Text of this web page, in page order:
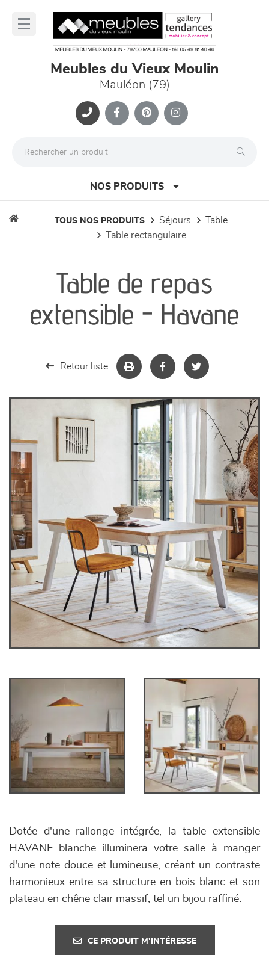
Meubles du Vieux Moulin
Mauléon (79)
NOS PRODUITS
meubles de complément
décoration
TOUS NOS PRODUITS séjours
table
table rectangulaire
Table de repas
extensible - Havane
Retour liste
Dotée d'une rallonge intégrée, la table extensible
HAVANE blanche illuminera votre salle à manger
d'une note douce et lumineuse, créant un contraste
harmonieux entre sa structure en bois blanc et son
plateau en chêne clair massif, tel un bijou raffiné.
CE PRODUIT M'INTÉRESSE